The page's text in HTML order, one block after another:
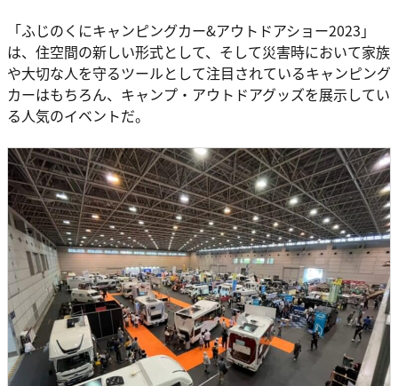
「ふじのくにキャンピングカー&アウトドアショー2023」
は、住空間の新しい形式として、そして災害時において家族
や大切な人を守るツールとして注目されているキャンピング
カーはもちろん、キャンプ・アウトドアグッズを展示してい
る人気のイベントだ。